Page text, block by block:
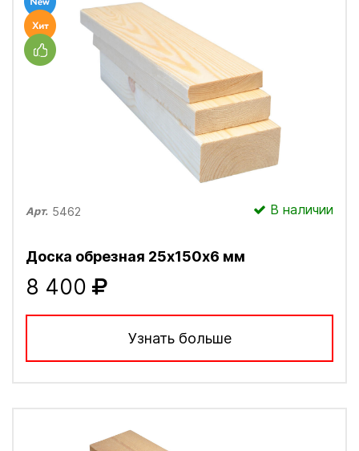
Арт. 5462 В наличии
Доска обрезная 25х150х6 мм
8 400
Узнать больше